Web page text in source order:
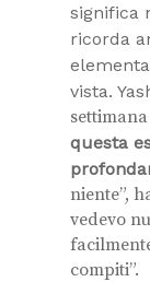
significa
ricorda
vista.
questa
niente”,
vedevo
compiti”.